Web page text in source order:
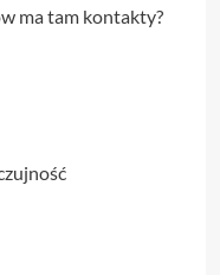
ma tam kontakty?